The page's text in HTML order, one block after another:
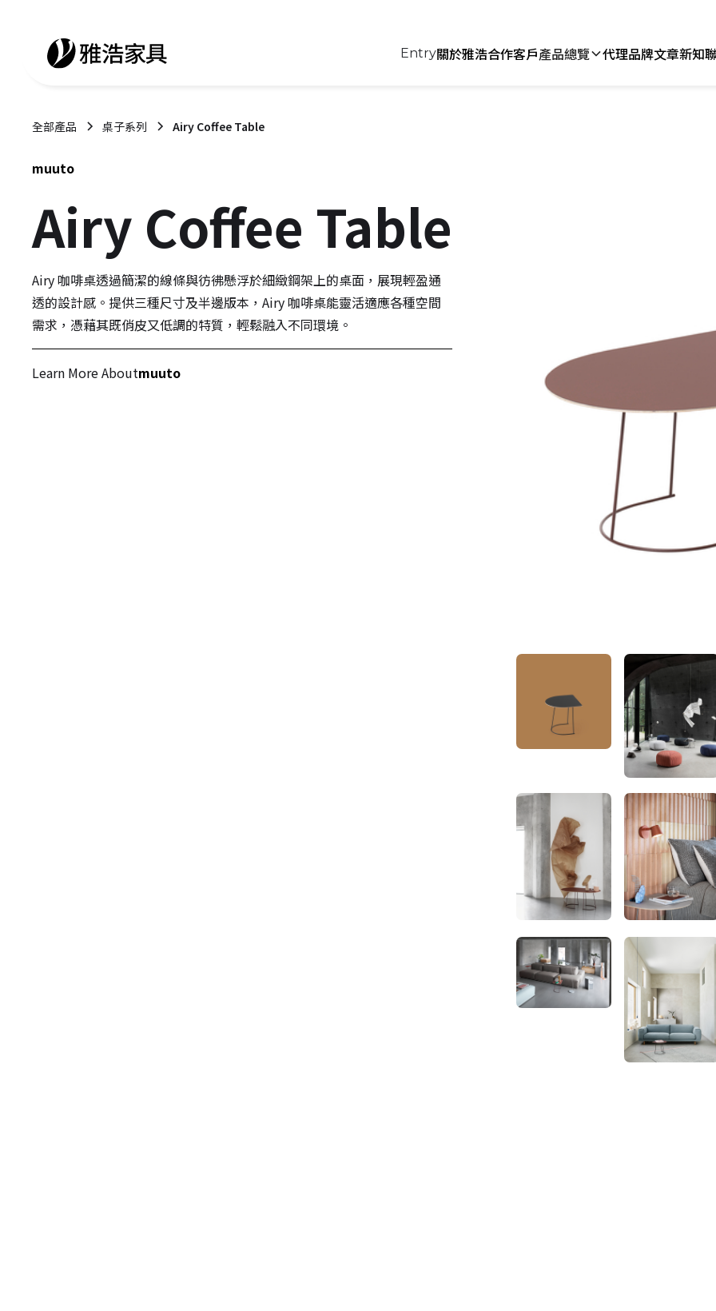
Entry關於雅浩合作客戶產品總覽 代理品牌文章新知
全部產品 桌子系列 Airy Coffee Table
muuto
Airy Coffee Table
Airy 咖啡桌透過簡潔的線條與彷彿懸浮於細緻鋼架上的桌面，展現輕盈通
透的設計感。提供三種尺寸及半邊版本，Airy 咖啡桌能靈活適應各種空間
需求，憑藉其既俏皮又低調的特質，輕鬆融入不同環境。
Learn More Aboutmuuto